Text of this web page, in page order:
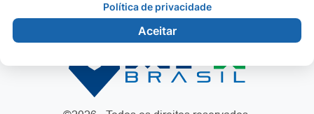
Política de privacidade
Aceitar